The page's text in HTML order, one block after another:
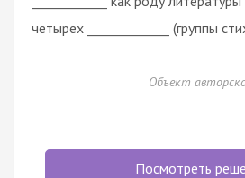
четырех _____________ (группы
Объект
Посмотреть